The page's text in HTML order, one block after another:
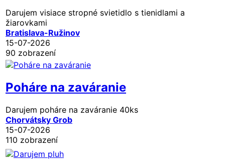
Darujem visiace stropné svietidlo s tienidlami a
žiarovkami
Bratislava-Ružinov
15-07-2026
90 zobrazení
Poháre na zaváranie
Darujem poháre na zaváranie 40ks
Chorvátsky Grob
15-07-2026
110 zobrazení